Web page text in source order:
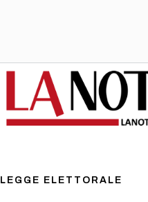
LEGGE ELETTORALE